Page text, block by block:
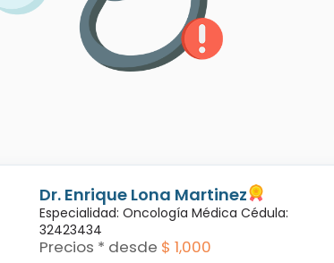
Dr. Enrique Lona Martinez
Especialidad: Oncología Médica Cédula:
32423434
Precios * desde $ 1,000